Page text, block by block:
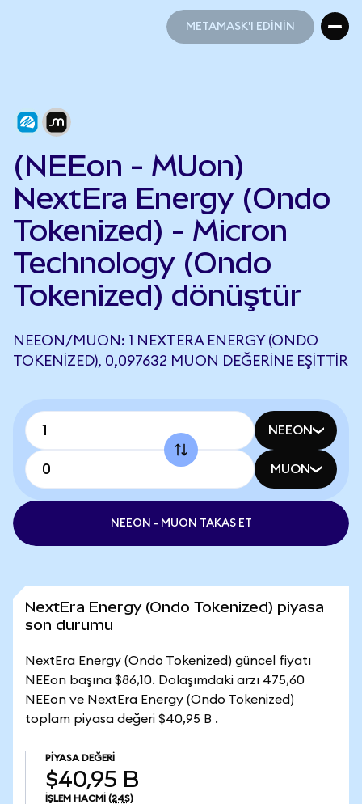
METAMASK'I EDİNİN
(NEEon - MUon)
NextEra Energy (Ondo
Tokenized) - Micron
Technology (Ondo
Tokenized) dönüştür
NEEON/MUON: 1 NEXTERA ENERGY (ONDO
TOKENIZED), 0,097632 MUON DEĞERINE EŞITTIR
NEEON
MUON
NEEON - MUON TAKAS ET
NextEra Energy (Ondo Tokenized) piyasa
son durumu
NextEra Energy (Ondo Tokenized) güncel fiyatı
NEEon başına $86,10. Dolaşımdaki arzı 475,60
NEEon ve NextEra Energy (Ondo Tokenized)
toplam piyasa değeri $40,95 B .
PIYASA DEĞERI
$40,95 B
İŞLEM HACMI (24S)